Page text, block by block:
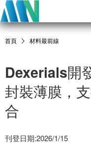
首頁 材料最前線
Dexerials開
封裝薄膜，
合
刊登日期:2026/1/15